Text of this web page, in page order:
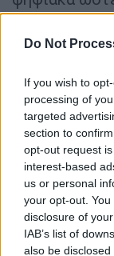
Do Not
If you wish to
processing of
targeted
section to
opt-out request
interest-based
us or personal
your opt-out.
disclosure of
IAB’s list of
also be
συνωστισμοί
ομαλά η
Πολιτικής
πολίτες
έχουν κάνει
έλεγχο.
Διευκρίνισε
πολίτες
να κάνουν